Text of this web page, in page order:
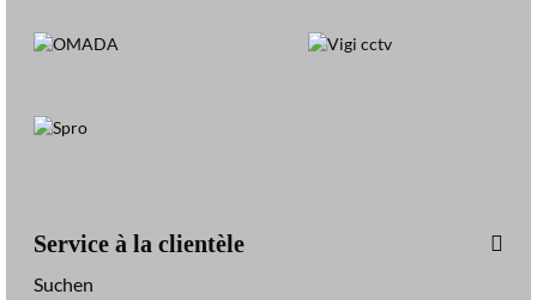
Service à la clientèle
Suchen